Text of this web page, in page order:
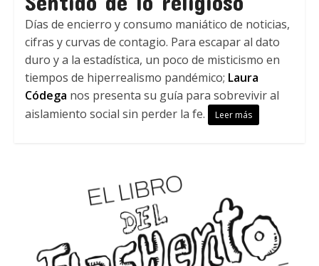
Días de encierro y consumo maniático de noticias,
cifras y curvas de contagio. Para escapar al dato
duro y a la estadística, un poco de misticismo en
tiempos de hiperrealismo pandémico; Laura
Códega nos presenta su guía para sobrevivir al
aislamiento social sin perder la fe.
Leer más